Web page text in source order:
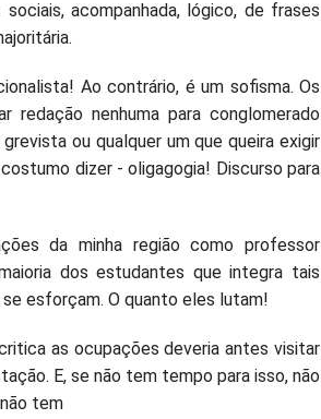
acompanhada, lógico, de frases
Ao contrário, é um sofisma. Os
redação nenhuma para conglomerado
ou qualquer um que queira exigir
dizer - oligagogia! Discurso para
da minha região como professor
dos estudantes que integra tais
esforçam. O quanto eles lutam!
as ocupações deveria antes visitar
E, se não tem tempo para isso, não
tem